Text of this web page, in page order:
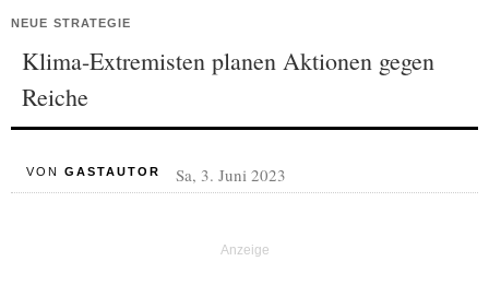
NEUE STRATEGIE
Klima-Extremisten planen Aktionen gegen
Reiche
VON GASTAUTOR Sa, 3. Juni 2023